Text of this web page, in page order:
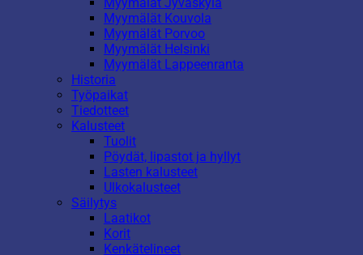
Myymälät Jyväskylä
Myymälät Kouvola
Myymälät Porvoo
Myymälät Helsinki
Myymälät Lappeenranta
Historia
Työpaikat
Tiedotteet
Kalusteet
Tuolit
Pöydät, lipastot ja hyllyt
Lasten kalusteet
Ulkokalusteet
Säilytys
Laatikot
Korit
Kenkätelineet